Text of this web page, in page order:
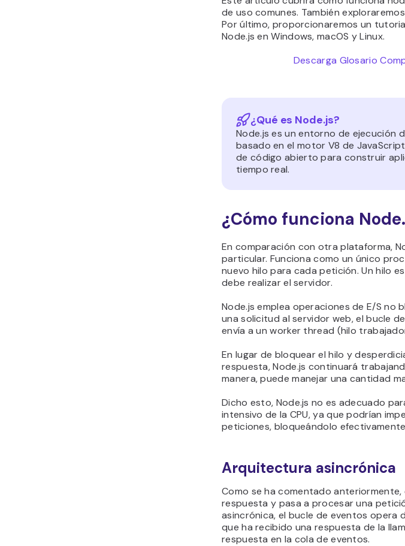
de uso comunes. También
Por último, proporcionaremos un
Node.js en Windows, macOS y Linux.
Descarga Glosario
¿Qué es Node.js?
Node.js es un entorno de ejecución
basado en el motor V8 de
de código abierto para construir
tiempo real.
¿Cómo funciona
En comparación con otra plataforma,
particular. Funciona como un único
nuevo hilo para cada petición. Un hilo
debe realizar el servidor.
Node.js emplea operaciones de E/S no
una solicitud al servidor web, el bucle
envía a un worker thread (hilo
En lugar de bloquear el hilo y
respuesta, Node.js continuará
manera, puede manejar una cantidad
Dicho esto, Node.js no es adecuado
intensivo de la CPU, ya que podrían
peticiones, bloqueándolo
Arquitectura asincrónica
Como se ha comentado anteriormente,
respuesta y pasa a procesar una
asincrónica, el bucle de eventos opera
que ha recibido una respuesta de la
respuesta en la cola de eventos.